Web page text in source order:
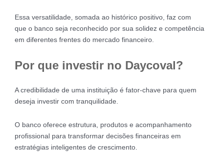
Essa versatilidade, somada ao histórico positivo, faz com
que o banco seja reconhecido por sua solidez e competência
em diferentes frentes do mercado financeiro.
Por que investir no Daycoval?
A credibilidade de uma instituição é fator-chave para quem
deseja investir com tranquilidade.
O banco oferece estrutura, produtos e acompanhamento
profissional para transformar decisões financeiras em
estratégias inteligentes de crescimento.